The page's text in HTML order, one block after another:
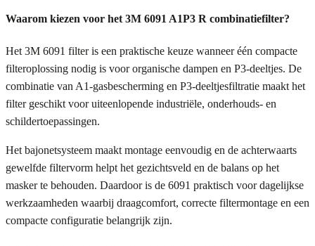
Waarom kiezen voor het 3M 6091 A1P3 R combinatiefilter?
Het 3M 6091 filter is een praktische keuze wanneer één compacte
filteroplossing nodig is voor organische dampen en P3-deeltjes. De
combinatie van A1-gasbescherming en P3-deeltjesfiltratie maakt het
filter geschikt voor uiteenlopende industriële, onderhouds- en
schildertoepassingen.
Het bajonetsysteem maakt montage eenvoudig en de achterwaarts
gewelfde filtervorm helpt het gezichtsveld en de balans op het
masker te behouden. Daardoor is de 6091 praktisch voor dagelijkse
werkzaamheden waarbij draagcomfort, correcte filtermontage en een
compacte configuratie belangrijk zijn.